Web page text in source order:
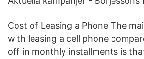
Cost of Leasing a Phone The
with leasing a cell phone
off in monthly installments is